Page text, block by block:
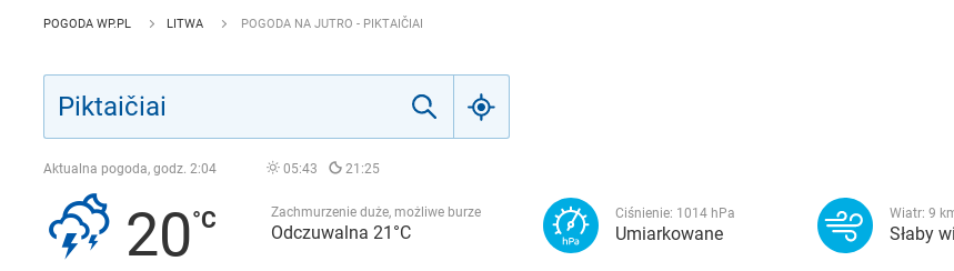
POGODA WP.PL LITWA POGODA NA JUTRO - PIKTAIČIAI
Aktualna pogoda, godz. 2:04 05:43 21:25
20 Zachmurzenie duże, możliwe burze
Odczuwalna 21°C
Ciśnienie: 1014 hPa
Umiarkowane
Wiatr: 9
Słaby